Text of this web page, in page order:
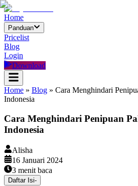
Home
Panduan
Pricelist
Blog
Login
Download
Home » Blog » Cara Menghindari
Indonesia
Cara Menghindari Penipuan
Indonesia
Alisha
16 Januari 2024
3 menit baca
Daftar Isi-